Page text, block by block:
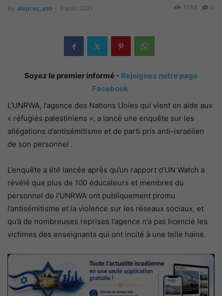
By alxprss_sab - 8 août 2021 0
1388
Soyez le premier informé - Rejoignez notre page
Facebook.
L’UNRWA, l’agence des Nations Unies qui vient en aide aux
« réfugiés palestiniens », a lancé une enquête sur les
allégations d’antisémitisme et de parti pris anti-israélien
de son personnel .
L’enquête a été lancée après qu’un rapport d’UN Watch a
révélé que plus de 100 éducateurs et membres du
personnel de l’UNRWA ont publiquement promu
l’antisémitisme et la violence sur les réseaux sociaux, et
qu’à de nombreuses reprises l’agence n’a pas licencié les
victimes des enseignants qui ont incité à une telle haine.